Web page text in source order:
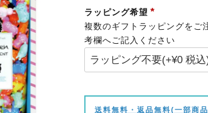
ラッピング希望
複数のギフトラッピングをご
考欄へご記入ください
送料無料・返品無料(一部商